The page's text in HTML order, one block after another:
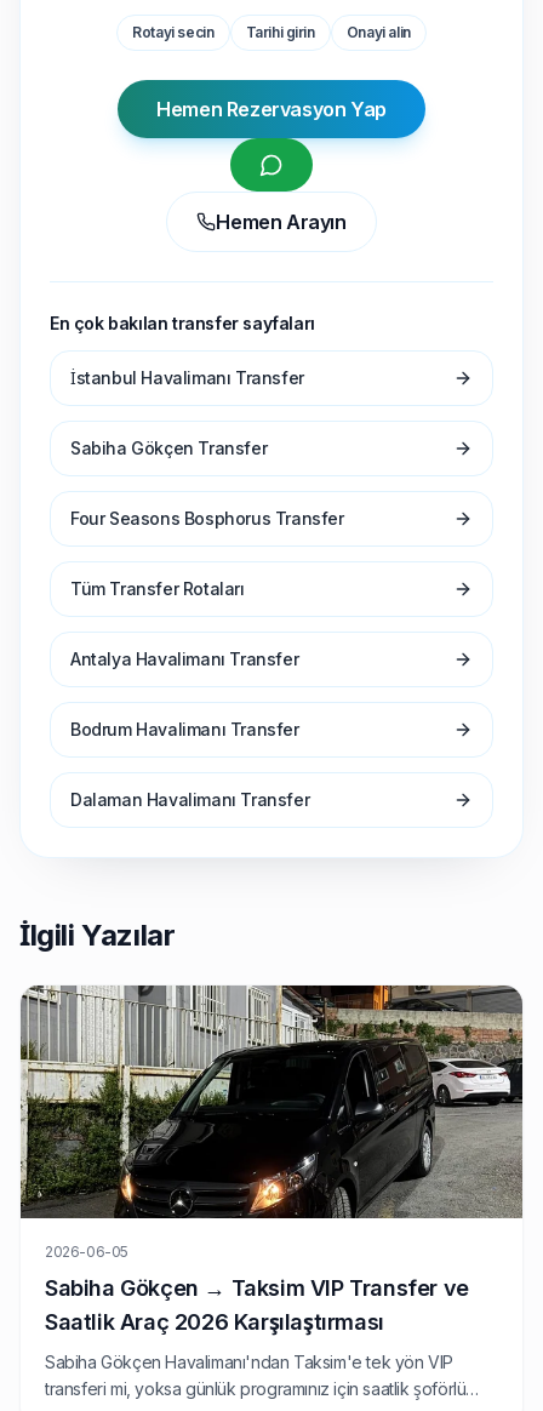
Rotayi secin Tarihi girin Onayi alin
Hemen Rezervasyon Yap
Hemen Arayın
En çok bakılan transfer sayfaları
İstanbul Havalimanı Transfer
Sabiha Gökçen Transfer
Four Seasons Bosphorus Transfer
Tüm Transfer Rotaları
Antalya Havalimanı Transfer
Bodrum Havalimanı Transfer
Dalaman Havalimanı Transfer
İlgili Yazılar
2026-06-05
Sabiha Gökçen → Taksim VIP Transfer ve
Saatlik Araç 2026 Karşılaştırması
Sabiha Gökçen Havalimanı'ndan Taksim'e tek yön VIP
transferi mi, yoksa günlük programınız için saatlik şoförlü